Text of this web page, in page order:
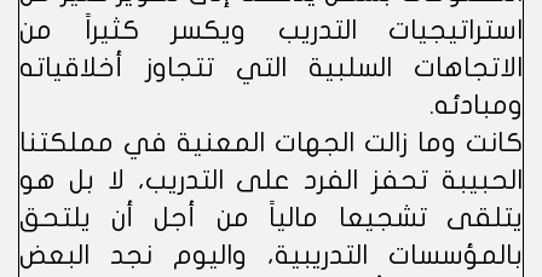
استراتيجيات التدريب ويكسر كثيراً من
الاتجاهات السلبية التي تتجاوز أخلاقياته
ومبادئه.
كانت وما زالت الجهات المعنية في مملكتنا
الحبيبة تحفز الفرد على التدريب، لا بل هو
يتلقى تشجيعا مالياً من أجل أن يلتحق
بالمؤسسات التدريبية، واليوم نجد البعض